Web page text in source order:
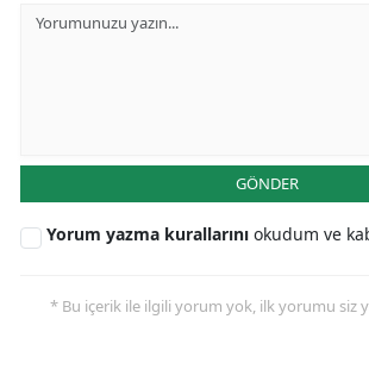
GÖNDER
Yorum yazma kurallarını okudum ve
* Bu içerik ile ilgili yorum yok, ilk yorumu siz